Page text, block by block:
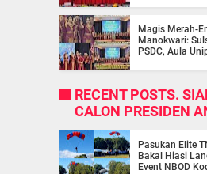
Magis Merah-
Manokwari:
PSDC, Aula
RECENT POSTS.
CALON PRESIDEN
Pasukan Elite
Bakal Hiasi
Event NBOD